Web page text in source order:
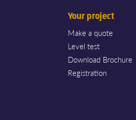
Your project
Make a quote
Level test
Download Brochure
Registration